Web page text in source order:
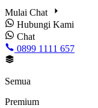
Mulai Chat
Hubungi Kami
Chat
0899 1111 657
Semua
Premium